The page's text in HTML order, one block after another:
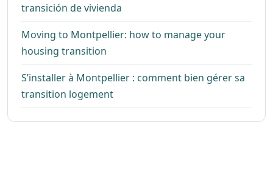
transición de vivienda
Moving to Montpellier: how to manage your
housing transition
S’installer à Montpellier : comment bien gérer sa
transition logement